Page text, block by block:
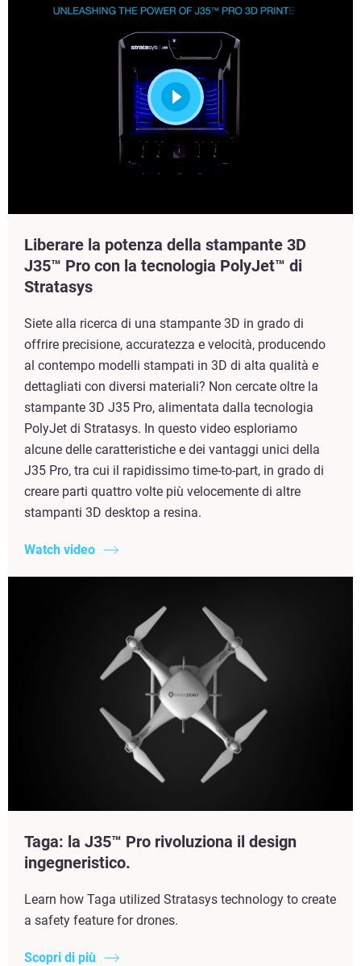
Liberare la potenza della stampante 3D
J35™ Pro con la tecnologia PolyJet™ di
Stratasys
Siete alla ricerca di una stampante 3D in grado di
offrire precisione, accuratezza e velocità, producendo
al contempo modelli stampati in 3D di alta qualità e
dettagliati con diversi materiali? Non cercate oltre la
stampante 3D J35 Pro, alimentata dalla tecnologia
PolyJet di Stratasys. In questo video esploriamo
alcune delle caratteristiche e dei vantaggi unici della
J35 Pro, tra cui il rapidissimo time-to-part, in grado di
creare parti quattro volte più velocemente di altre
stampanti 3D desktop a resina.
Watch video
Taga: la J35™ Pro rivoluziona il design
ingegneristico.
Learn how Taga utilized Stratasys technology to create
a safety feature for drones.
Scopri di più